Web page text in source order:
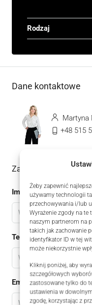
Żeby zapewnić
używamy technologii
przechowywania i/lub
Wyrażenie zgody na
naszym partnerom na
takich jak zachowanie
identyfikator ID w tej
może niekorzystnie
Kliknij poniżej, aby
szczegółowych
zastosowane tylko do
ustawienia w
zgodę, korzystając z
Rodzaj
Dane kontaktowe
Martyna
+48 515
Zadaj pytanie do oferty
Imię
Telefon
Email